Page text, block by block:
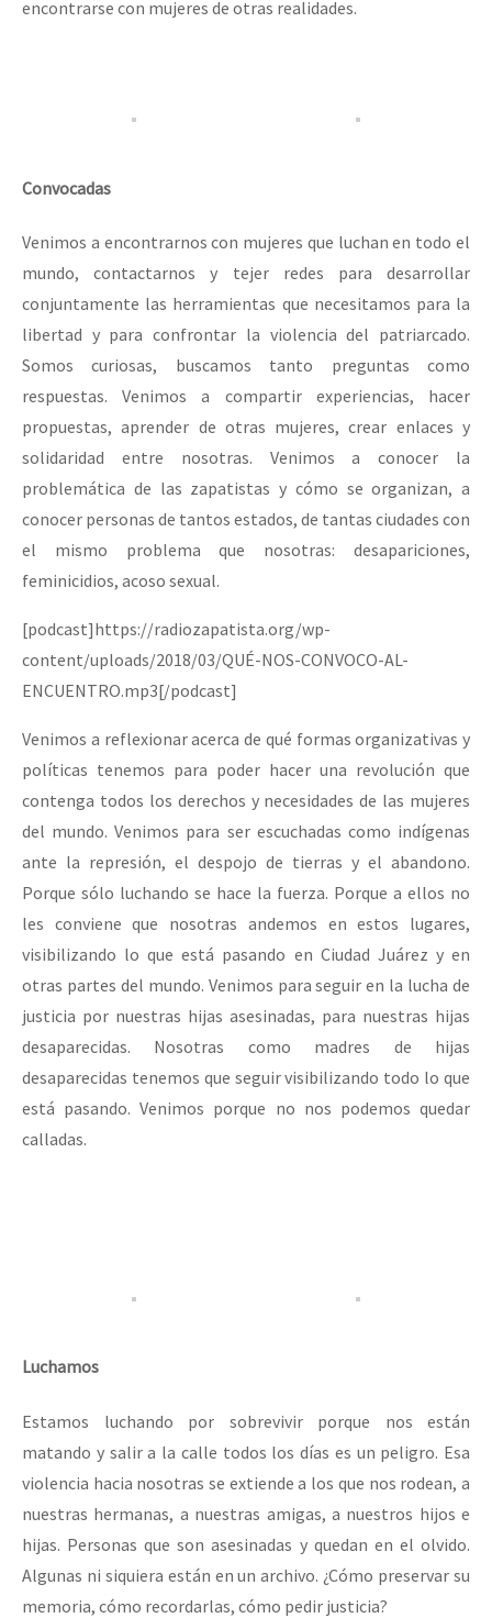
encontrarse con mujeres de otras realidades.
Convocadas
Venimos a encontrarnos con mujeres que luchan en todo el
mundo, contactarnos y tejer redes para desarrollar
conjuntamente las herramientas que necesitamos para la
libertad y para confrontar la violencia del patriarcado.
Somos curiosas, buscamos tanto preguntas como
respuestas. Venimos a compartir experiencias, hacer
propuestas, aprender de otras mujeres, crear enlaces y
solidaridad entre nosotras. Venimos a conocer la
problemática de las zapatistas y cómo se organizan, a
conocer personas de tantos estados, de tantas ciudades con
el mismo problema que nosotras: desapariciones,
feminicidios, acoso sexual.
[podcast]https://radiozapatista.org/wp-
content/uploads/2018/03/QUÉ-NOS-CONVOCO-AL-
ENCUENTRO.mp3[/podcast]
Venimos a reflexionar acerca de qué formas organizativas y
políticas tenemos para poder hacer una revolución que
contenga todos los derechos y necesidades de las mujeres
del mundo. Venimos para ser escuchadas como indígenas
ante la represión, el despojo de tierras y el abandono.
Porque sólo luchando se hace la fuerza. Porque a ellos no
les conviene que nosotras andemos en estos lugares,
visibilizando lo que está pasando en Ciudad Juárez y en
otras partes del mundo. Venimos para seguir en la lucha de
justicia por nuestras hijas asesinadas, para nuestras hijas
desaparecidas. Nosotras como madres de hijas
desaparecidas tenemos que seguir visibilizando todo lo que
está pasando. Venimos porque no nos podemos quedar
calladas.
Luchamos
Estamos luchando por sobrevivir porque nos están
matando y salir a la calle todos los días es un peligro. Esa
violencia hacia nosotras se extiende a los que nos rodean, a
nuestras hermanas, a nuestras amigas, a nuestros hijos e
hijas. Personas que son asesinadas y quedan en el olvido.
Algunas ni siquiera están en un archivo. ¿Cómo preservar su
memoria, cómo recordarlas, cómo pedir justicia?